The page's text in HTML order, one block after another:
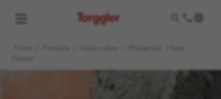
Torggler